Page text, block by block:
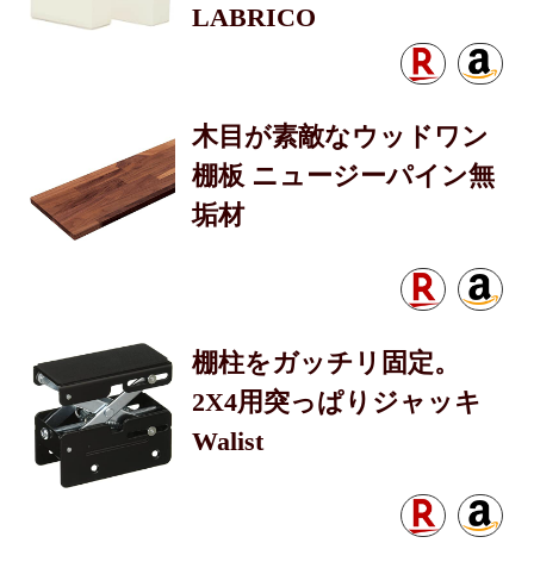
LABRICO
木目が素敵なウッドワン
棚板 ニュージーパイン無
垢材
棚柱をガッチリ固定。
2X4用突っぱりジャッキ
Walist